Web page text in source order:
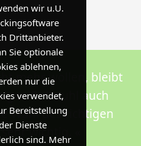
wir u.U.
Drittanbieter.
Sie optionale
ablehnen,
nur die
verwendet,
Bereitstellung
Dienste
sind. Mehr
mehr wollen, bleibt
Rollstuhl auch
Wahl des richtigen
wichtig. «